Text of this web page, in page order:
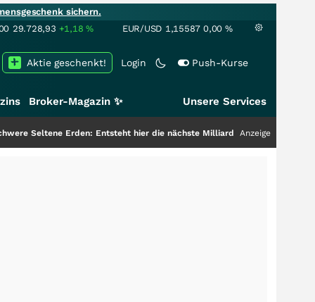
sichern.
29.728,93 +1,18% EUR/USD 1,15587 0,00 %
Login Push-Kurse
Aktie geschenkt!
Broker-Magazin ✨ Unsere Services
Erden: Entsteht hier die nächste Milliardenstory?+++ Anzeige